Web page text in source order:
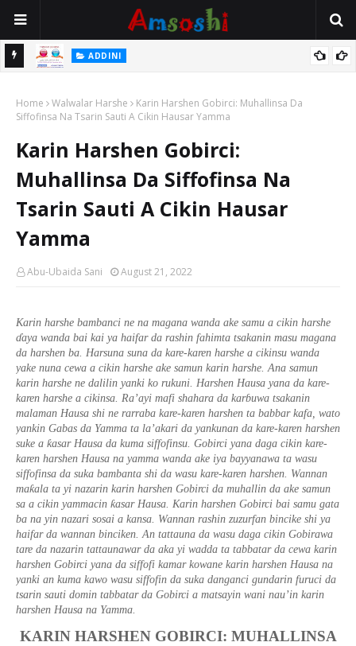
ADDINI
Home Walwalar Harshe
Karin Harshen Gobirci: Muhallinsa Da
Siffofinsa Na Tsarin Sauti A Cikin Hausar Yamma
Karin Harshen Gobirci:
Muhallinsa Da Siffofinsa Na
Tsarin Sauti A Cikin Hausar
Yamma
Abu-Ubaida Sani August 21, 2022
Karin harshe bambanci ne na magana wanda ake samu a cikin harshe
ɗaya wanda bai kai ya haifar da rashin fahimta tsakanin masu magana
da harshen ba. Harsuna suna da kare-karen harshe a cikinsu wanda
yake nuna cewa a cikin harshe ake samun karin harshe. Ana samun
karin harshe ne dalilin yanki ko rukuni. Harshen Hausa yana da kare-
karen harshe a cikinsa. Ra’ayi mafi shahara da karɓuwa tsakanin
malaman Hausa shi ne rarraba kare-karen harshen ta babbar kafa, wato
yankin Gabas da Yamma ta la’akari da yankunan da kare-karen harshen
suke a ƙasar Hausa da kuma siffofinsu. Gobirci yana daga cikin kare-
karen harshen Hausa na yamma wanda ake iya bayyanawa ta wasu
siffofinsa da suka bambanta shi da wasu kare-karen harshen. Wannan
maƙala ta yi nazarin karin harshen Gobirci da muhallin da ake samun
sa a cikin yammacin ƙasar Hausa. Karin harshen Gobirci bai samu gata
ba na yin nazari sosai a kansa. Wannan rashin zuzurfan bincike shi ya
haifar da wannan binciken. An tattauna da wasu daga cikin Gobirawa
tare da nazarin tattaunawar da aka yi wadda ta tabbatar da cewa karin
harshen Gobirci yana da siffofi kamar kowane karin harshen Hausa na
yanki an kuma kawo wasu siffofin da suka danganci gundarin furuci da
tsarin sauti domin tabbatar da Gobirci a matsayin wani nau’in karin
harshen Hausa na Yamma.
KARIN HARSHEN GOBIRCI: MUHALLINSA